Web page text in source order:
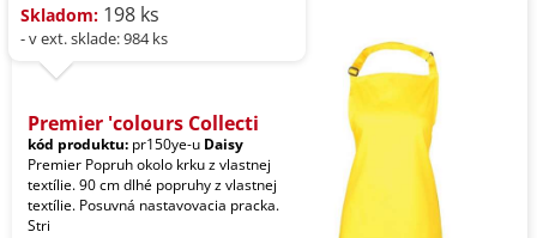
Skladom: 198 ks
- v ext. sklade: 984 ks
Premier 'colours Collecti
kód produktu: pr150ye-u Daisy
Premier Popruh okolo krku z vlastnej
textílie. 90 cm dlhé popruhy z vlastnej
textílie. Posuvná nastavovacia pracka.
Stri